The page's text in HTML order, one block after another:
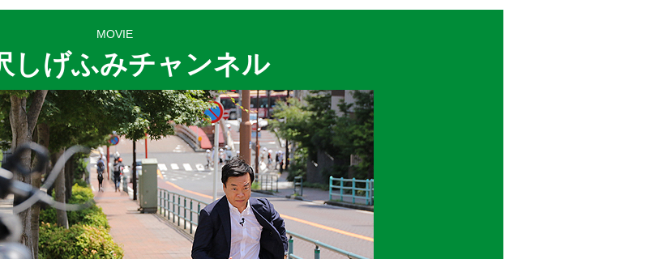
MOVIE
しげふみチャンネル